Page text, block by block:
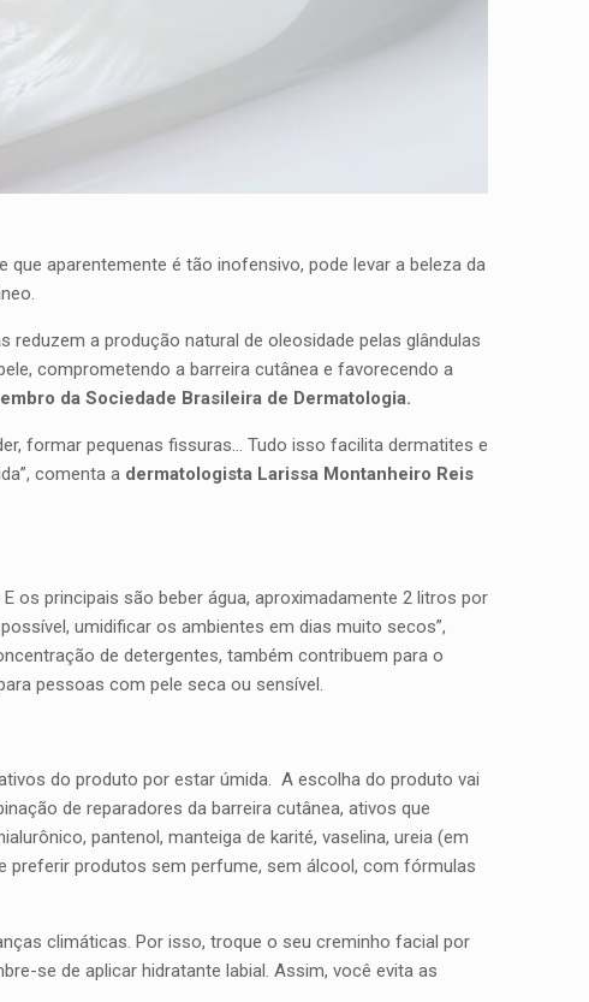
aparentemente é tão inofensivo, pode levar a beleza da
reduzem a produção natural de oleosidade pelas glândulas
comprometendo a barreira cutânea e favorecendo a
da Sociedade Brasileira de Dermatologia.
formar pequenas fissuras… Tudo isso facilita dermatites e
comenta a dermatologista Larissa Montanheiro Reis
os principais são beber água, aproximadamente 2 litros por
umidificar os ambientes em dias muito secos”,
de detergentes, também contribuem para o
pessoas com pele seca ou sensível.
do produto por estar úmida. A escolha do produto vai
de reparadores da barreira cutânea, ativos que
pantenol, manteiga de karité, vaselina, ureia (em
preferir produtos sem perfume, sem álcool, com fórmulas
climáticas. Por isso, troque o seu creminho facial por
se de aplicar hidratante labial. Assim, você evita as